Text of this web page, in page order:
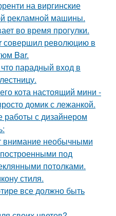
на виргинские
рекламной машины.
во время прогулки.
совершил революцию в
Bar.
парадный вход в
кота настоящий мини -
домик с лежанкой.
работы с дизайнером
внимание необычными
под
потолками.
стиля.
все должно быть